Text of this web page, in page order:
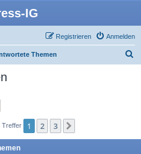
IG
Anmelden
Registrieren
Themen
Treffer 1 2 3